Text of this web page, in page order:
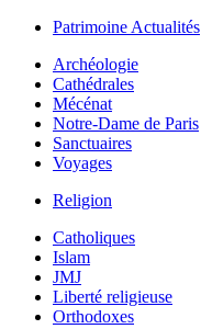
Patrimoine Actualités
Archéologie
Cathédrales
Mécénat
Notre-Dame de Paris
Sanctuaires
Voyages
Religion
Catholiques
Islam
JMJ
Liberté religieuse
Orthodoxes